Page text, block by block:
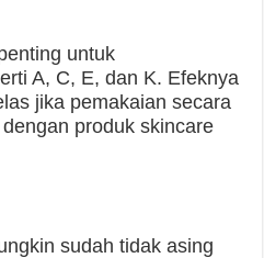
untuk
A, C, E, dan K. Efeknya
jika pemakaian secara
produk skincare
sudah tidak asing